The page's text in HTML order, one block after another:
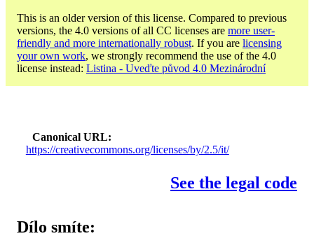
This is an older version of this license. Compared to previous
versions, the 4.0 versions of all CC licenses are more user-
friendly and more internationally robust. If you are licensing
your own work, we strongly recommend the use of the 4.0
license instead: Listina - Uveďte původ 4.0 Mezinárodní
Canonical URL
https://creativecommons.org/licenses/by/2.5/it/
See the legal code
Dílo smíte: